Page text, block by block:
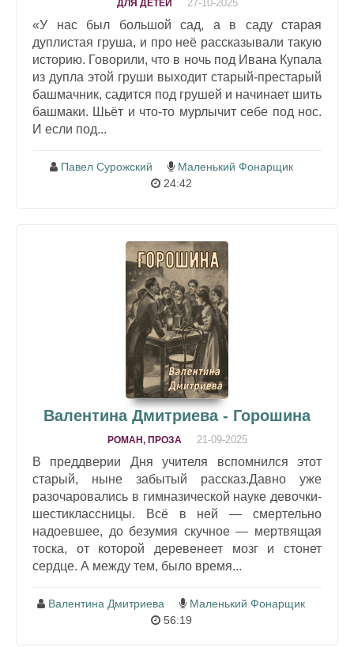
ДЛЯ ДЕТЕЙ 27-10-2025
«У нас был большой сад, а в саду старая
дуплистая груша, и про неё рассказывали такую
историю. Говорили, что в ночь под Ивана Купала
из дупла этой груши выходит старый-престарый
башмачник, садится под грушей и начинает шить
башмаки. Шьёт и что-то мурлычит себе под нос.
И если под...
Павел Сурожский
Маленький Фонарщик
24:42
Валентина Дмитриева - Горошина
РОМАН, ПРОЗА 21-09-2025
В преддверии Дня учителя вспомнился этот
старый, ныне забытый рассказ.Давно уже
разочаровались в гимназической науке девочки-
шестиклассницы. Всё в ней — смертельно
надоевшее, до безумия скучное — мертвящая
тоска, от которой деревенеет мозг и стонет
сердце. А между тем, было время...
Валентина Дмитриева
Маленький Фонарщик
56:19